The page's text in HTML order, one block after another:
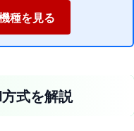
種を見る
式を解説